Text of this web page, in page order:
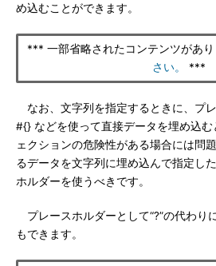
め込むことができます。
*** 一部省略されたコンテンツがあり
さい。
***
なお、文字列を指定するときに、プ
#{} などを使って直接データを埋め込
ェクションの危険性がある場合には問
るデータを文字列に埋め込んで指定し
ホルダーを使うべきです。
プレースホルダーとして“?”の代わり
もできます。